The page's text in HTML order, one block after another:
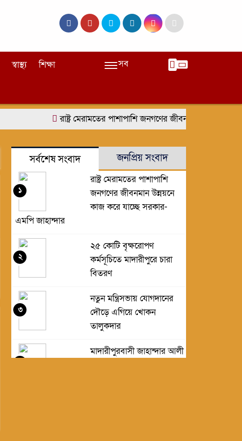
স্বাস্থ্য শিক্ষা সব
রাষ্ট্র মেরামতের পাশাপাশি জনগণের জীবনমান উন্নয়নে কাজ
সর্বশেষ সংবাদ জনপ্রিয় সংবাদ
রাষ্ট্র মেরামতের পাশাপাশি
জনগণের জীবনমান উন্নয়নে
কাজ করে যাচ্ছে সরকার-
এমপি জাহান্দার
১
২৫ কোটি বৃক্ষরোপণ
কর্মসূচিতে মাদারীপুরে চারা
বিতরণ
২
নতুন মন্ত্রিসভায় যোগদানের
দৌড়ে এগিয়ে খোকন
তালুকদার
৩
মাদারীপুরবাসী জাহান্দার আলী